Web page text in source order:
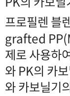
프로필렌 블
grafted
제로 사용하
와 PK의 카
와 카보닐기